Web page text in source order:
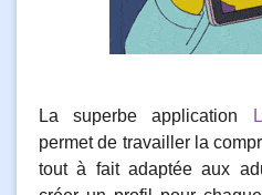
La superbe application
permet de travailler la
tout à fait adaptée aux